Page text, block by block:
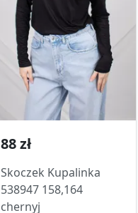
88 zł
Skoczek Kupalinka
538947 158,164
chernyj